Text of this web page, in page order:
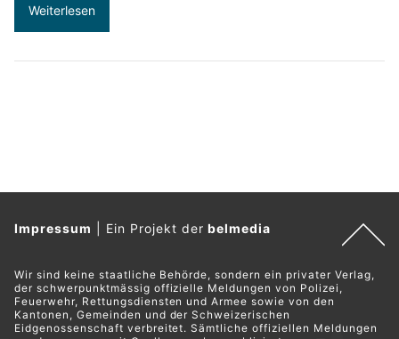
Weiterlesen
Impressum Ein Projekt derbelmedia
Wir sind keine staatliche Behörde, sondern ein privater Verlag,
der schwerpunktmässig offizielle Meldungen von Polizei,
Feuerwehr, Rettungsdiensten und Armee sowie von den
Kantonen, Gemeinden und der Schweizerischen
Eidgenossenschaft verbreitet. Sämtliche offiziellen Meldungen